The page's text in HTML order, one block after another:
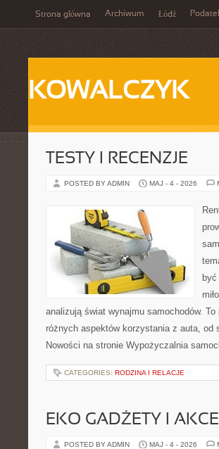
Strona główna Archiwum Łódź
KOWALCZYK
TESTY I RECENZJE
POSTED BY ADMIN MAJ - 4 - 2026
analizują świat wynajmu samochodów.
różnych aspektów korzystania z auta, od
Nowości na stronie Wypożyczalnia
CATEGORIES: RODZINA I RELACJE
EKO GADŻETY I
POSTED BY ADMIN MAJ - 4 - 2026